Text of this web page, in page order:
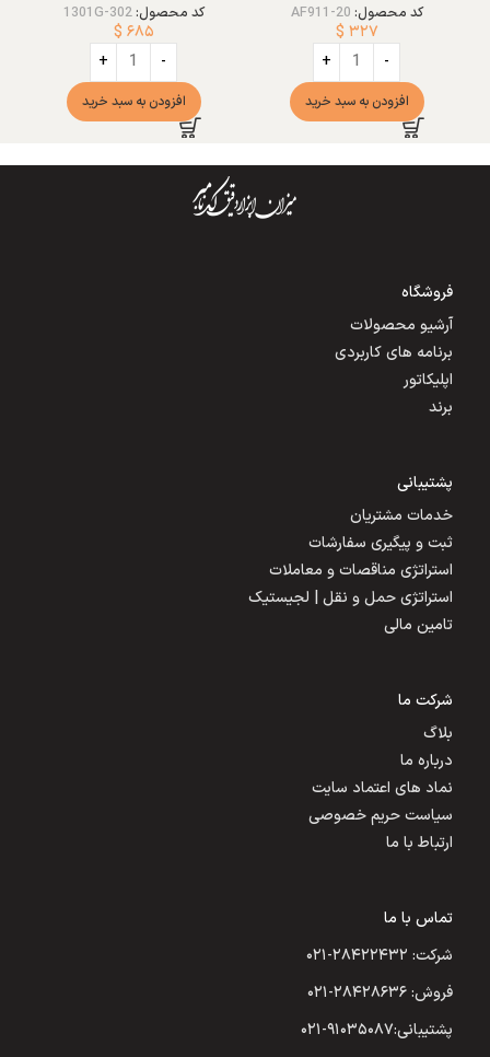
کد محصول: AF911-20
$ ۳۲۷
افزودن به سبد خرید
کد محصول:1301G-302
$ ۶۸۵
افزودن به سبد خرید
فروشگاه
آرشیو محصولات
برنامه های کاربردی
اپلیکاتور
برند
پشتیبانی
خدمات مشتریان
ثبت و پیگیری سفارشات
استراتژی مناقصات و معاملات
استراتژی حمل و نقل | لجیستیک
تامین مالی
شرکت ما
بلاگ
درباره ما
نماد های اعتماد سایت
سیاست حریم خصوصی
ارتباط با ما
تماس با ما
شرکت: ۲۸۴۲۲۴۳۲-۰۲۱
فروش: ۲۸۴۲۸۶۳۶-۰۲۱
پشتیبانی:۹۱۰۳۵۰۸۷-۰۲۱